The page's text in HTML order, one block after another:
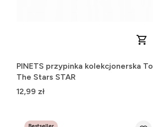
PINETS przypinka kolekcjonerska To
The Stars STAR
Cena
12,99 zł